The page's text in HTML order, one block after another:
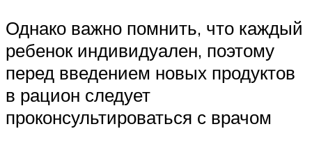
Однако важно помнить, что каждый
ребенок индивидуален, поэтому
перед введением новых продуктов
в рацион следует
проконсультироваться с врачом